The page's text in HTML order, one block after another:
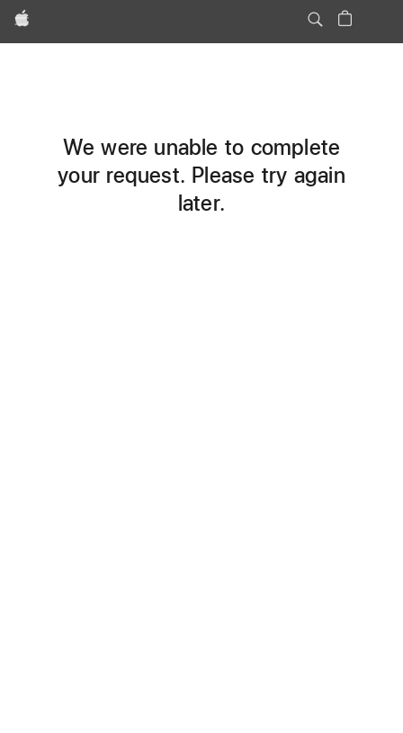
Apple
We were unable to complete
your request. Please try again
later.